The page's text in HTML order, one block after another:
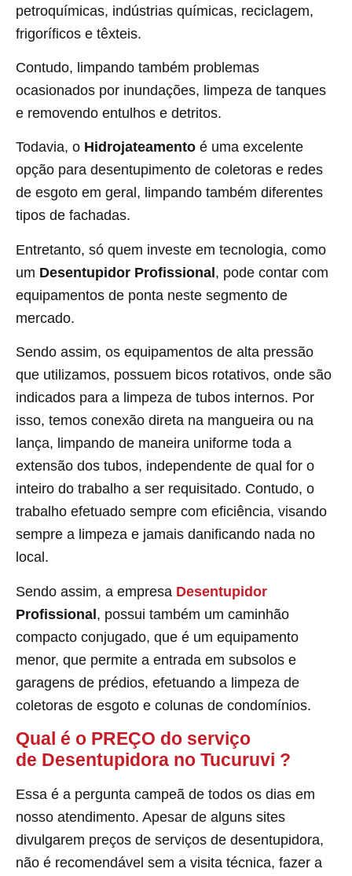
petroquímicas, indústrias químicas, reciclagem,
frigoríficos e têxteis.
Contudo, limpando também problemas
ocasionados por inundações, limpeza de tanques
e removendo entulhos e detritos.
Todavia, o Hidrojateamento é uma excelente
opção para desentupimento de coletoras e redes
de esgoto em geral, limpando também diferentes
tipos de fachadas.
Entretanto, só quem investe em tecnologia, como
um Desentupidor Profissional, pode contar com
equipamentos de ponta neste segmento de
mercado.
Sendo assim, os equipamentos de alta pressão
que utilizamos, possuem bicos rotativos, onde são
indicados para a limpeza de tubos internos. Por
isso, temos conexão direta na mangueira ou na
lança, limpando de maneira uniforme toda a
extensão dos tubos, independente de qual for o
inteiro do trabalho a ser requisitado. Contudo, o
trabalho efetuado sempre com eficiência, visando
sempre a limpeza e jamais danificando nada no
local.
Sendo assim, a empresa Desentupidor
Profissional, possui também um caminhão
compacto conjugado, que é um equipamento
menor, que permite a entrada em subsolos e
garagens de prédios, efetuando a limpeza de
coletoras de esgoto e colunas de condomínios.
Qual é o PREÇO do serviço
de Desentupidora no Tucuruvi ?
Essa é a pergunta campeã de todos os dias em
nosso atendimento. Apesar de alguns sites
divulgarem preços de serviços de desentupidora,
não é recomendável sem a visita técnica, fazer a